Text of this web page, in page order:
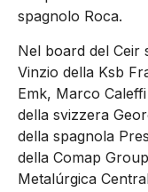
spagnolo Roca.
Nel board del Ceir
Vinzio della Ksb
Emk, Marco
della svizzera
della spagnola
della Comap
Metalúrgica